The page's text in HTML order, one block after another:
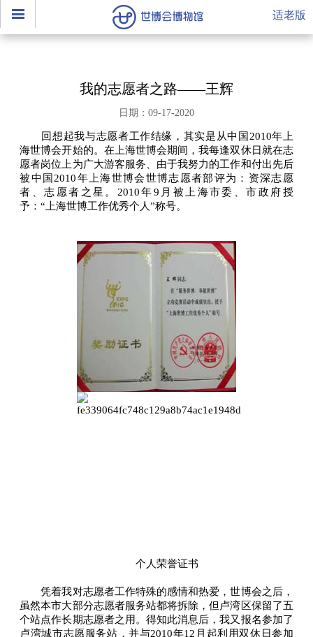
适老版
我的志愿者之路——王辉
日期：09-17-2020
回想起我与志愿者工作结缘，其实是从中国2010年上
海世博会开始的。在上海世博会期间，我每逢双休日就在志
愿者岗位上为广大游客服务、由于我努力的工作和付出先后
被中国2010年上海世博会世博志愿者部评为：资深志愿
者、志愿者之星。2010年9月被上海市委、市政府授
予：“上海世博工作优秀个人”称号。
个人荣誉证书
凭着我对志愿者工作特殊的感情和热爱，世博会之后，
虽然本市大部分志愿者服务站都将拆除，但卢湾区保留了五
个站点作长期志愿者之用。得知此消息后，我又报名参加了
卢湾城市志愿服务站，并与2010年12月起利用双休日参加